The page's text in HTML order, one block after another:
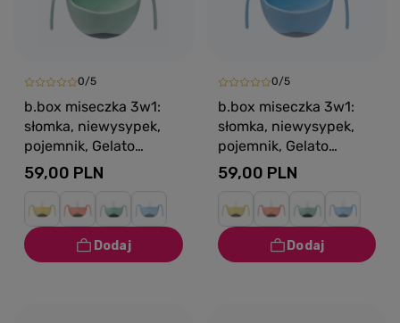
0/5
b.box miseczka 3w1:
słomka, niewysypek,
pojemnik, Gelato
Pistachio
59,00 PLN
0/5
b.box miseczka 3w1:
słomka, niewysypek,
pojemnik, Gelato
Bubblegum
59,00 PLN